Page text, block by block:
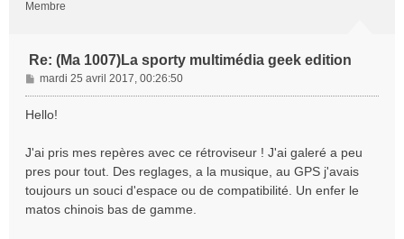
Membre
Re: (Ma 1007)La sporty multimédia geek edition
M
e
s
g
e
mardi 25 avril 2017, 00:26:50
Hello!
J'ai pris mes repères avec ce rétroviseur ! J'ai galeré a peu
pres pour tout. Des reglages, a la musique, au GPS j'avais
toujours un souci d'espace ou de compatibilité. Un enfer le
matos chinois bas de gamme.